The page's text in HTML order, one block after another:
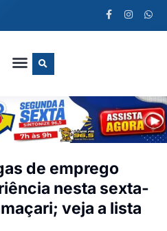
de emprego
nesta sexta-
veja a lista